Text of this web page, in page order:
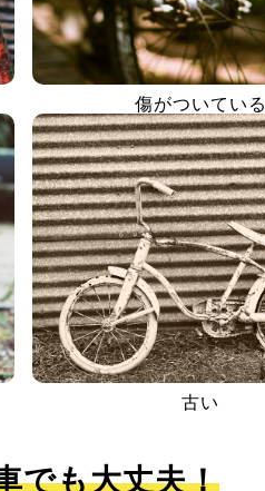
傷がついている
古い
でも大丈夫！